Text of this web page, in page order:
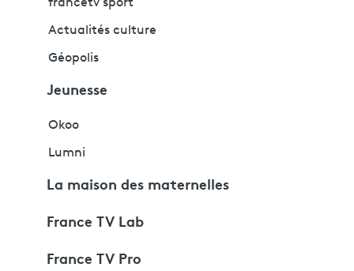
francetv sport
Actualités culture
Géopolis
Jeunesse
Okoo
Lumni
La maison des maternelles
France TV Lab
France TV Pro